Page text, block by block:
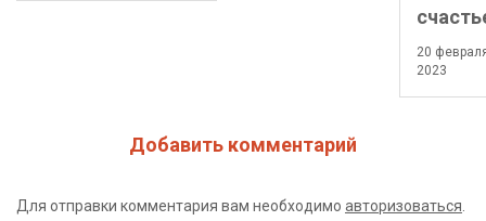
20
2023
Добавить комментарий
Для отправки комментария вам необходимо авторизоваться.